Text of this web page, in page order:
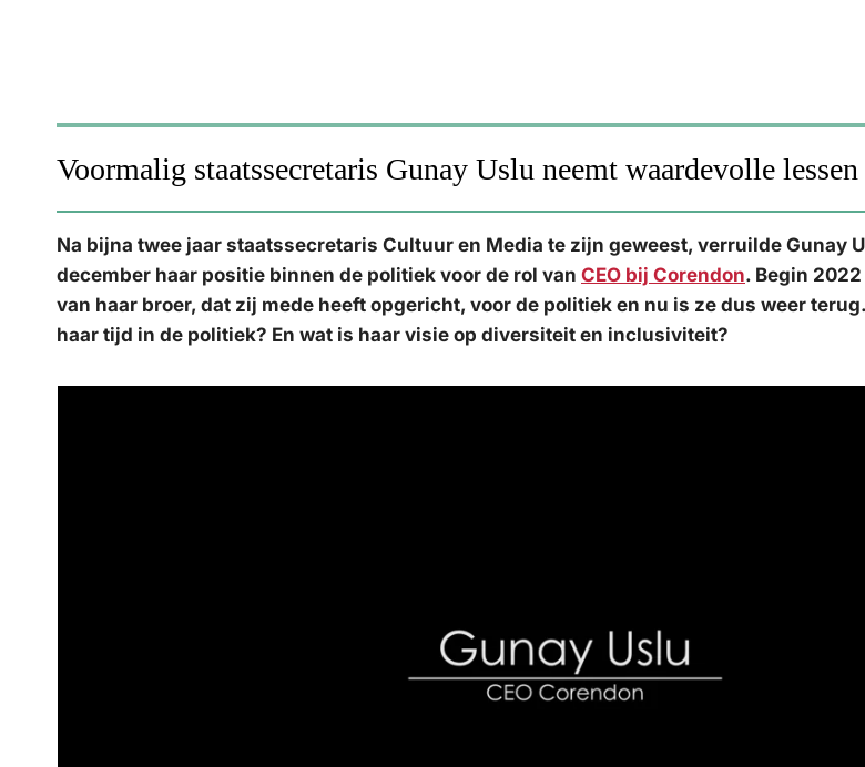
Voormalig staatssecretaris Gunay Uslu neemt waardevolle lessen
Na bijna twee jaar staatssecretaris Cultuur en Media te zijn geweest, verruilde Gunay
december haar positie binnen de politiek voor de rol van CEO bij Corendon. Begin
van haar broer, dat zij mede heeft opgericht, voor de politiek en nu is ze dus weer
haar tijd in de politiek? En wat is haar visie op diversiteit en inclusiviteit?